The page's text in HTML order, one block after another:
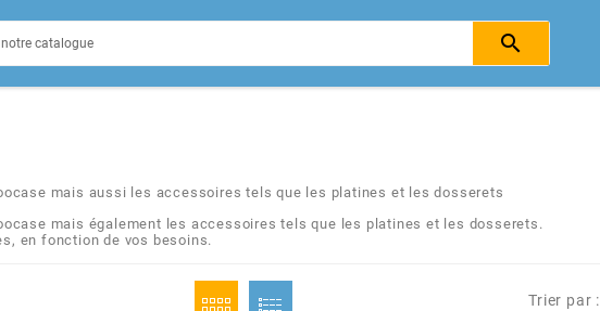

mais aussi les accessoires tels que les platines et les dosserets
mais également les accessoires tels que les platines et les dosserets.
en fonction de vos besoins.
Trier par :